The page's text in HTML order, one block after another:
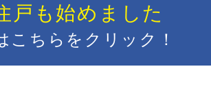
戸も始めました
こちらをクリック！